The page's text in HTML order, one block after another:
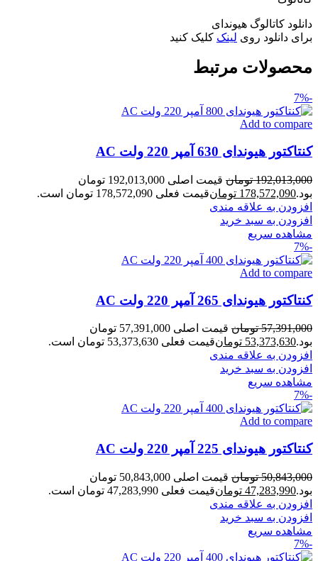
دانلود کاتالوگ هیوندای
برای دانلود روی لینک کلیک کنید
محصولات مرتبط
-7%
Add to compare
کنتاکتور هیوندای 630 آمپر 220 ولت AC
192,013,000 تومان
قیمت اصلی 192,013,000 تومان
بود.178,572,090 تومانقیمت فعلی 178,572,090 تومان است.
افزودن به علاقه مندی
افزودن به سبد خرید
مشاهده سریع
-7%
Add to compare
کنتاکتور هیوندای 265 آمپر 220 ولت AC
57,391,000 تومان
قیمت اصلی 57,391,000 تومان
بود.53,373,630 تومانقیمت فعلی 53,373,630 تومان است.
افزودن به علاقه مندی
افزودن به سبد خرید
مشاهده سریع
-7%
Add to compare
کنتاکتور هیوندای 225 آمپر 220 ولت AC
50,843,000 تومان
قیمت اصلی 50,843,000 تومان
بود.47,283,990 تومانقیمت فعلی 47,283,990 تومان است.
افزودن به علاقه مندی
افزودن به سبد خرید
مشاهده سریع
-7%